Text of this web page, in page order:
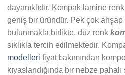
dayanıklıdır. Kompak lamine
geniş bir üründür. Pek çok
bulunmakla birlikte, düz renk
sıklıkla tercih edilmektedir.
modelleri fiyat bakımından
kıyaslandığında bir nebze